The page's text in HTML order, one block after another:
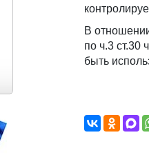
В
по ч.3 ст.30
быть